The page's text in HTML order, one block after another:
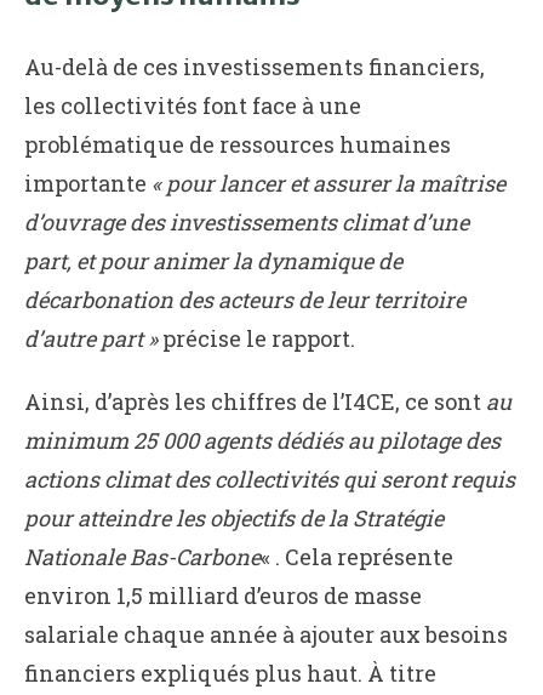
Au-delà de ces investissements financiers,
les collectivités font face à une
problématique de ressources humaines
importante « pour lancer et assurer la maîtrise
d’ouvrage des investissements climat d’une
part, et pour animer la dynamique de
décarbonation des acteurs de leur territoire
d’autre part »précise le rapport.
Ainsi, d’après les chiffres de l’I4CE, ce sont au
minimum 25 000 agents dédiés au pilotage des
actions climat des collectivités qui seront requis
pour atteindre les objectifs de la Stratégie
Nationale Bas-Carbone« . Cela représente
environ 1,5 milliard d’euros de masse
salariale chaque année à ajouter aux besoins
financiers expliqués plus haut. À titre